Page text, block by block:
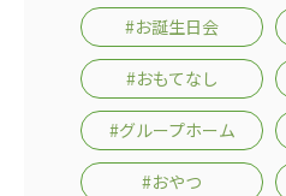
#お誕生日会
#おもてなし
#グループホーム
#おやつ